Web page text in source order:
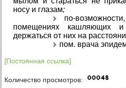
носу и глазам;
по-
помещениях кашляющих
держаться от них на
пом. врача
[Постоянная ссылка]
Количество просмотров: